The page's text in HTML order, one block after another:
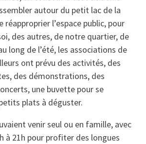
autour du petit lac de la
réapproprier l’espace public, pour
des autres, de notre quartier, de
long de l’été, les associations de
ont prévu des activités, des
des démonstrations, des
une buvette pour se
plats à déguster.
venir seul ou en famille, avec
à 21h pour profiter des longues